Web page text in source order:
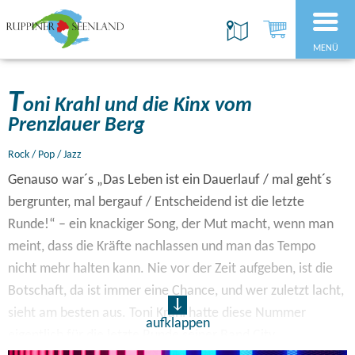
MENÜ
Toni Krahl und die Kinx vom
Prenzlauer Berg
Rock / Pop / Jazz
Genauso war´s „Das Leben ist ein Dauerlauf / mal geht´s
bergrunter, mal bergauf / Entscheidend ist die letzte
Runde!“ – ein knackiger Song, der Mut macht, wenn man
meint, dass die Kräfte nachlassen und man das Tempo
nicht mehr halten kann. Nie vor der Zeit aufgeben, ist die
Botschaft, da ist immer eine Chance, und wer zuletzt lacht,
sieht am besten aus. Toni Krahl hatte diese Nummer
aufklappen